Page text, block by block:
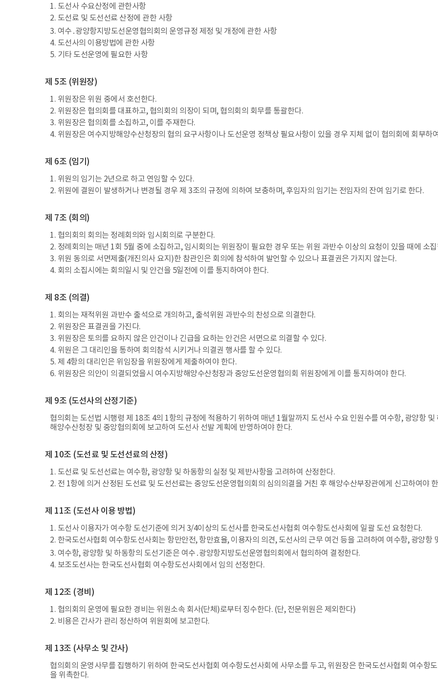
1. 도선사 수요산정에 관한사항
2. 도선료 및 도선선료 산정에 관한 사항
3. 여수․광양항지방도선운영협의회의 운영규정 제정 및 개정에 관한 사항
4. 도선사의 이용방법에 관한 사항
5. 기타 도선운영에 필요한 사항
제 5조 (위원장)
1. 위원장은 위원 중에서 호선한다.
2. 위원장은 협의회를 대표하고, 협의회의 의장이 되며, 협의회의 회무를 통괄한다.
3. 위원장은 협의회를 소집하고, 이를 주재한다.
4. 위원장은 여수지방해양수산청장의 협의 요구사항이나 도선운영 정책상 필요사항이 있을 경우 지체 없이 협의회에 회부하
제 6조 (임기)
1. 위원의 임기는 2년으로 하고 연임할 수 있다.
2. 위원에 결원이 발생하거나 변경될 경우 제 3조의 규정에 의하여 보충하며, 후임자의 임기는 전임자의 잔여 임기로 한다.
제 7조 (회의)
1. 협의회의 회의는 정례회의와 임시회의로 구분한다.
2. 정례회의는 매년 1회 5월 중에 소집하고, 임시회의는 위원장이 필요한 경우 또는 위원 과반수 이상의 요청이 있을 때에 소
3. 위원 동의로 서면제출(개진의사 요지)한 참관인은 회의에 참석하여 발언할 수 있으나 표결권은 가지지 않는다.
4. 회의 소집시에는 회의일시 및 안건을 5일전에 이를 통지하여야 한다.
제 8조 (의결)
1. 회의는 재적위원 과반수 출석으로 개의하고, 출석위원 과반수의 찬성으로 의결한다.
2. 위원장은 표결권을 가진다.
3. 위원장은 토의를 요하지 않은 안건이나 긴급을 요하는 안건은 서면으로 의결할 수 있다.
4. 위원은 그 대리인을 통하여 회의참석 시키거나 의결권 행사를 할 수 있다.
5. 제 4항의 대리인은 위임장을 위원장에게 제출하여야 한다.
6. 위원장은 의안이 의결되었을시 여수지방해양수산청장과 중앙도선운영협의회 위원장에게 이를 통지하여야 한다.
제 9조 (도선사의 산정기준)
협의회는 도선법 시행령 제 18조 4의 1항의 규정에 적용하기 위하여 매년 1월말까지 도선사 수요 인원수를 여수항, 광양항
해양수산청장 및 중앙협의회에 보고하여 도선사 선발 계획에 반영하여야 한다.
제 10조 (도선료 및 도선선료의 산정)
1. 도선료 및 도선선료는 여수항, 광양항 및 하동항의 실정 및 제반사항을 고려하여 산정한다.
2. 전 1항에 의거 산정된 도선료 및 도선선료는 중앙도선운영협의회의 심의의결을 거친 후 해양수산부장관에게 신고하여야
제 11조 (도선사 이용 방법)
1. 도선사 이용자가 여수항 도선기준에 의거 3/4이상의 도선사를 한국도선사협회 여수항도선사회에 일괄 도선 요청한다.
2. 한국도선사협회 여수항도선사회는 항만안전, 항만효율, 이용자의 의견, 도선사의 근무 여건 등을 고려하여 여수항, 광양항
3. 여수항, 광양항 및 하동항의 도선기준은 여수․광양항지방도선운영협의회에서 협의하여 결정한다.
4. 보조도선사는 한국도선사협회 여수항도선사회에서 임의 선정한다.
제 12조 (경비)
1. 협의회의 운영에 필요한 경비는 위원소속 회사(단체)로부터 징수한다. (단, 전문위원은 제외한다)
2. 비용은 간사가 관리 정산하여 위원회에 보고한다.
제 13조 (사무소 및 간사)
협의회의 운영사무를 집행하기 위하여 한국도선사협회 여수항도선사회에 사무소를 두고, 위원장은 한국도선사협회 여수항
을 위촉한다.